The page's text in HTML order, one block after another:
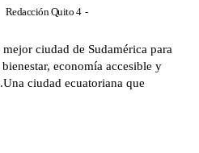
Redacción Quito 4 -
ciudad de Sudamérica para
economía accesible y
ciudad ecuatoriana que